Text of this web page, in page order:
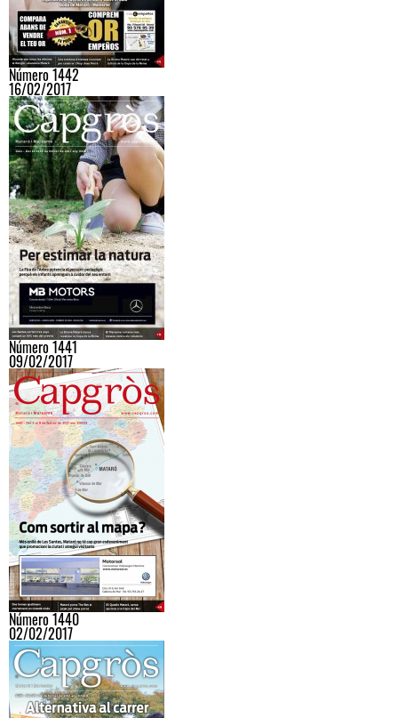
Número 1442
16/02/2017
Número 1441
09/02/2017
Número 1440
02/02/2017